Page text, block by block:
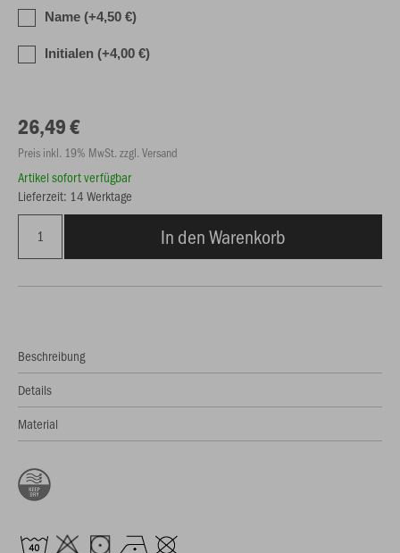
Name (+4,50 €)
Initialen (+4,00 €)
26,49 €
Preis inkl. 19% MwSt. zzgl. Versand
Artikel sofort verfügbar
Lieferzeit: 14 Werktage
In den Warenkorb
Beschreibung
Details
Material